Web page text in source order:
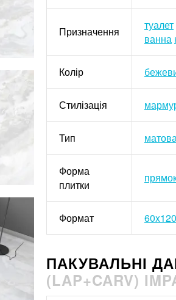
Призначення туалет
ванна
Колір
Стилізація
Тип
Форма
плитки
Формат 60x120
ПАКУВАЛЬНІ
(LAP+CARV)